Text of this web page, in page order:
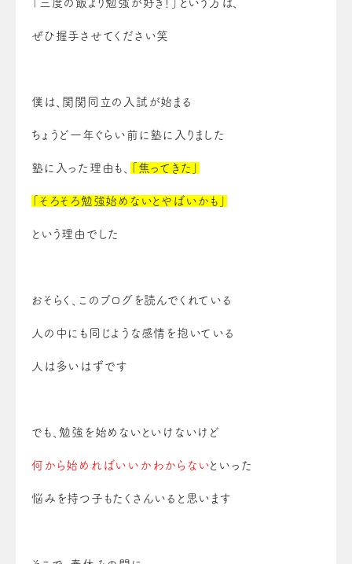
「三度の飯より勉強が好き！」という方は、
ぜひ握手させてください笑
僕は、 関関同立 の入試が始まる
ちょうど一年ぐらい前に 塾に入りました
塾に入った理由も、 「焦ってきた」
「そろそろ勉強始めないとやばいかも」
という理由でした
おそらく、このブログを読んでくれている
人の中にも 同じような感情を抱いている
人は多いはずです
でも、勉強を始めないといけないけど
何から始めればいいかわからないといった
悩みを持つ子もたくさんいると思います